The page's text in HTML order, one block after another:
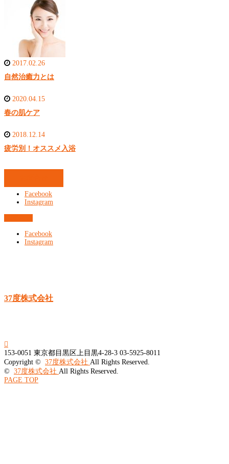
2017.02.26
自然治癒力とは
2020.04.15
春の肌ケア
2018.12.14
疲労別！オススメ入浴
Facebook
Instagram
Facebook
Instagram
37度株式会社

153-0051 東京都目黒区上目黒4-28-3 03-5925-8011
Copyright © 37度株式会社 All Rights Reserved.
© 37度株式会社 All Rights Reserved.
PAGE TOP